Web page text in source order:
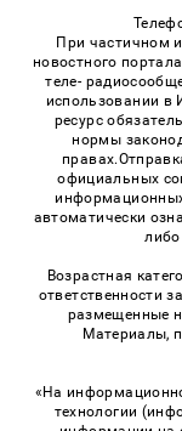
При частичном
новостного
теле-
использовании в
ресурс
нормы
официальных
автоматически
Возрастная
ответственности
размещенные
Материалы,
«На
технологии